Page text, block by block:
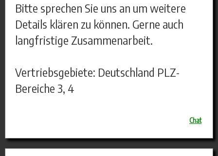
Bitte sprechen Sie uns an um weitere
Details klären zu können. Gerne auch
langfristige Zusammenarbeit.
Vertriebsgebiete: Deutschland PLZ-
Bereiche 3, 4
Chat